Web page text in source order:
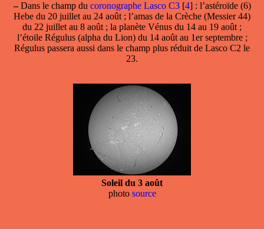
– Dans le champdu coronographe Lasco C3[4]: l’astéroïde (6)
Hebe du 20 juillet au 24 août ; l’amas de la Crèche (Messier 44)
du 22 juillet au 8 août ; la planète Vénus du 14 au 19 août ;
l’étoile Régulus (alpha du Lion) du 14 août au 1er septembre ;
Régulus passera aussi dans le champ plus réduit de Lasco C2 le
23.
Soleil du 3 août
photo source